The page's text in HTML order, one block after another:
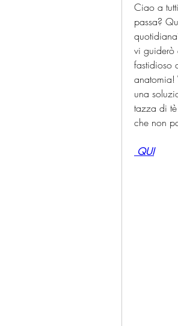
Ciao a
passa?
vi guiderò
fastidioso
anatomia!
una
tazza di
che non
QUI